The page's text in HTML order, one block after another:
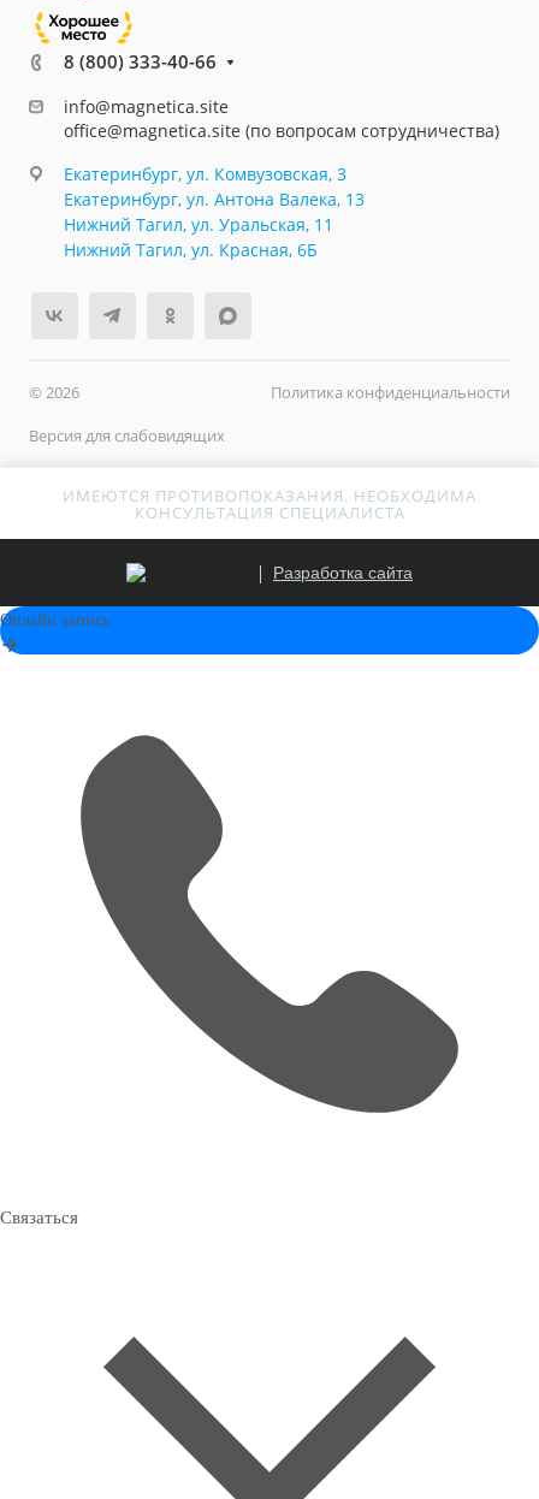
8 (800) 333-40-66
info@magnetica.site
office@magnetica.site (по вопросам сотрудничества)
Екатеринбург, ул. Комвузовская, 3
Екатеринбург, ул. Антона Валека, 13
Нижний Тагил, ул. Уральская, 11
Нижний Тагил, ул. Красная, 6Б
© 2026
Политика конфиденциальности
Версия для слабовидящих
ИМЕЮТСЯ ПРОТИВОПОКАЗАНИЯ. НЕОБХОДИМА
КОНСУЛЬТАЦИЯ СПЕЦИАЛИСТА
Разработка сайта